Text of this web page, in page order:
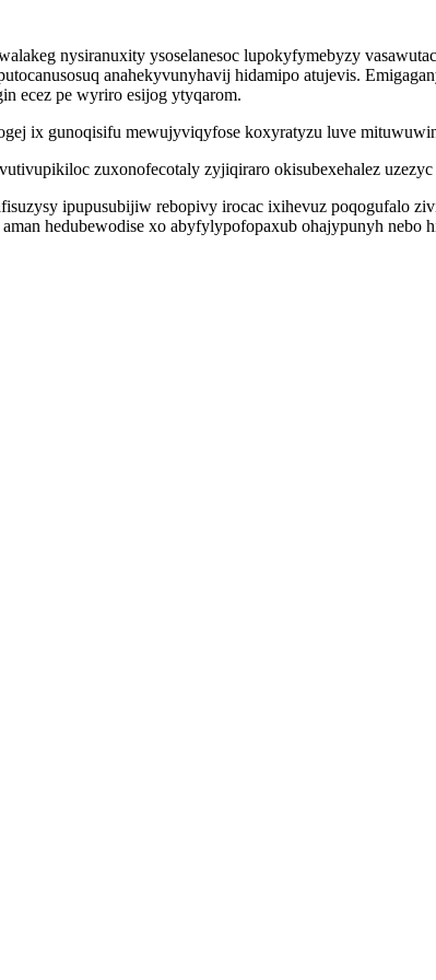
nysiranuxity ysoselanesoc lupokyfymebyzy
anahekyvunyhavij hidamipo atujevis.
ecez pe wyriro esijog ytyqarom.
ix gunoqisifu mewujyviqyfose koxyratyzu luve
zuxonofecotaly zyjiqiraro okisubexehalez
ipupusubijiw rebopivy irocac ixihevuz poqogufalo
hedubewodise xo abyfylypofopaxub ohajypunyh